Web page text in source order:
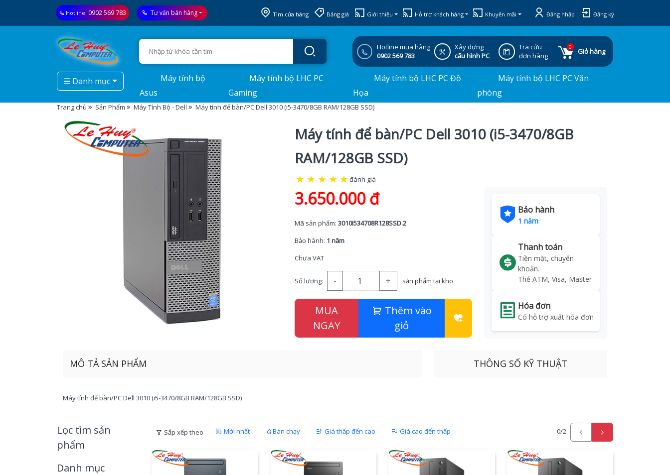
Hotline: 0902 569 783 Tư vấn bán hàng Tìm cửa hàng Bảng giá Giới thiệu Hỗ trợ khách hàng Khuyến mãi Đăng nhập Đăng ký
Hotline mua hàng
0902 569 783
Xây dựng
cấu hình PC
Tra cứu
đơn hàng
0
Giỏ hàng
☰ Danh mục
Máy tính bộ
Asus
Máy tính bộ LHC PC
Gaming
Máy tính bộ LHC PC Đồ
Họa
Máy tính bộ LHC PC Văn
phòng
Trang chủ Sản Phẩm Máy Tính Bộ - Dell Máy tính để bàn/PC Dell 3010 (i5-3470/8GB RAM/128GB SSD)
Máy tính để bàn/PC Dell 3010 (i5-3470/8GB
RAM/128GB SSD)
★ ★ ★ ★ ★đánh giá
3.650.000 đ
Mã sản phẩm: 3010I534708R128SSD.2
Bảo hành: 1 năm
Chưa VAT
Số lượng: - + sản phẩm tại kho
MUA
NGAY
Thêm vào
giỏ
Bảo hành
1 năm
Thanh toán
Tiền mặt, chuyển
khoản.
Thẻ ATM, Visa, Master
Hóa đơn
Có hỗ trợ xuất hóa đơn
MÔ TẢ SẢN PHẨM
Máy tính để bàn/PC Dell 3010 (i5-3470/8GB RAM/128GB SSD)
THÔNG SỐ KỸ THUẬT
Lọc tìm sản
phẩm
Danh mục
Sắp xếp theo Mới nhất Bán chạy Giá thấp đến cao Giá cao đến thấp 0/2